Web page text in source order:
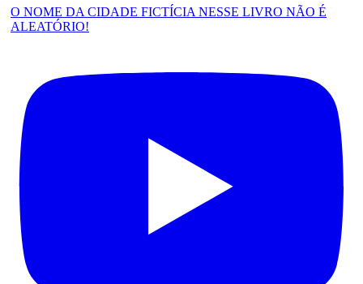
O NOME DA CIDADE FICTÍCIA NESSE LIVRO NÃO É
ALEATÓRIO!